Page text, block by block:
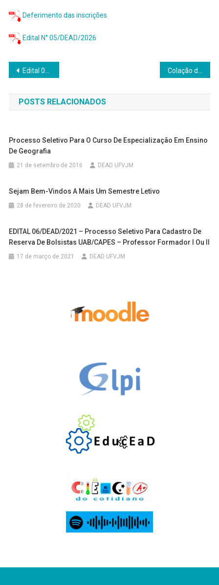
Deferimento das inscrições
Edital N° 05/DEAD/2026
Navegação
de
Post
Edital 04/DEAD/2026 – Processo Seletivo para Professor Voluntário do curso de Química da DEAD
POSTS RELACIONADOS
Processo Seletivo Para O Curso De Especialização Em Ensino
De Geografia
21 de setembro de 2016 DEAD UFVJM
Sejam Bem-Vindos A Mais Um Semestre Letivo
28 de fevereiro de 2020 DEAD UFVJM
EDITAL 06/DEAD/2021 – Processo Seletivo Para Cadastro De
Reserva De Bolsistas UAB/CAPES – Professor Formador I Ou II
17 de março de 2021 DEAD UFVJM